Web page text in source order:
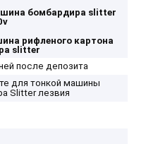
бомбардира slitter
рифленого картона
slitter
после депозита
для тонкой машины
Slitter лезвия